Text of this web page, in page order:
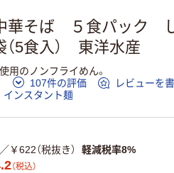
華そば ５食パック
5食入） 東洋水産
用のノンフライめん。
107件の評価
レビューを
インスタント麺
／￥622（税抜き）
軽減税率8%
（税込）